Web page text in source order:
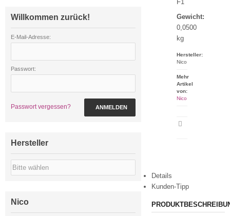
F1
Gewicht:
0,0500
kg
Hersteller:
Nico
Mehr
Artikel
von:
Nico
Details
Kunden-Tipp
Willkommen zurück!
E-Mail-Adresse:
Passwort:
Passwort vergessen? ANMELDEN
Hersteller
Nico